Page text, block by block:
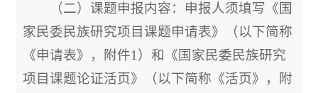
（二）课题申报内容：申报人须填写《国
家民委民族研究项目课题申请表》（以下简称
《申请表》，附件1）和《国家民委民族研究
项目课题论证活页》（以下简称《活页》，附